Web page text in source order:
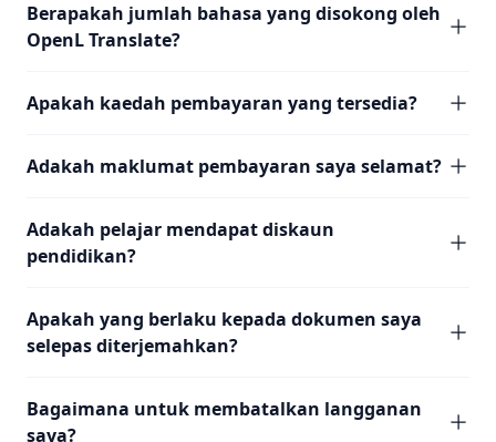
Berapakah jumlah bahasa yang disokong oleh
OpenL Translate?
Apakah kaedah pembayaran yang tersedia?
Adakah maklumat pembayaran saya selamat?
Adakah pelajar mendapat diskaun
pendidikan?
Apakah yang berlaku kepada dokumen saya
selepas diterjemahkan?
Bagaimana untuk membatalkan langganan
saya?